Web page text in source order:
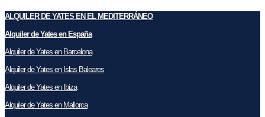
ALQUILER DE YATES EN EL MEDITERRÁNEO
Alquiler de Yates en España
Alquiler de Yates en Barcelona
Alquiler de Yates en Islas Baleares
Alquiler de Yates en Ibiza
Alquiler de Yates en Mallorca